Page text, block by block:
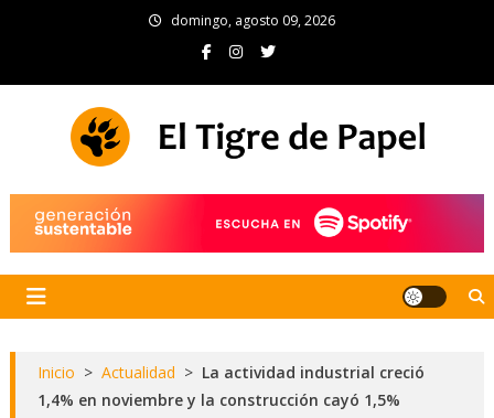
domingo, agosto 09, 2026
Inicio > Actualidad > La actividad industrial creció
1,4% en noviembre y la construcción cayó 1,5%